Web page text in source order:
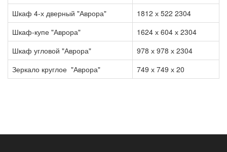
Шкаф 4-х дверный "Аврора"
1812 х 522 2304
Шкаф-купе "Аврора"
1624 х 604 х 2304
Шкаф угловой "Аврора"
978 х 978 х 2304
Зеркало круглое "Аврора"
749 х 749 х 20